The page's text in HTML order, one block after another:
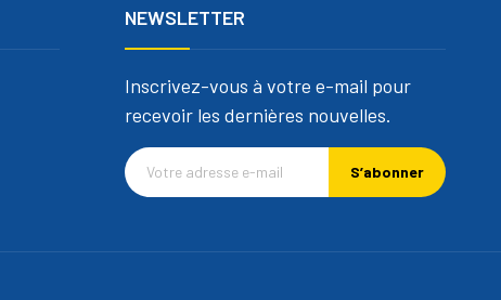
NEWSLETTER
Inscrivez-vous à votre e-mail pour
recevoir les dernières nouvelles.
S’abonner